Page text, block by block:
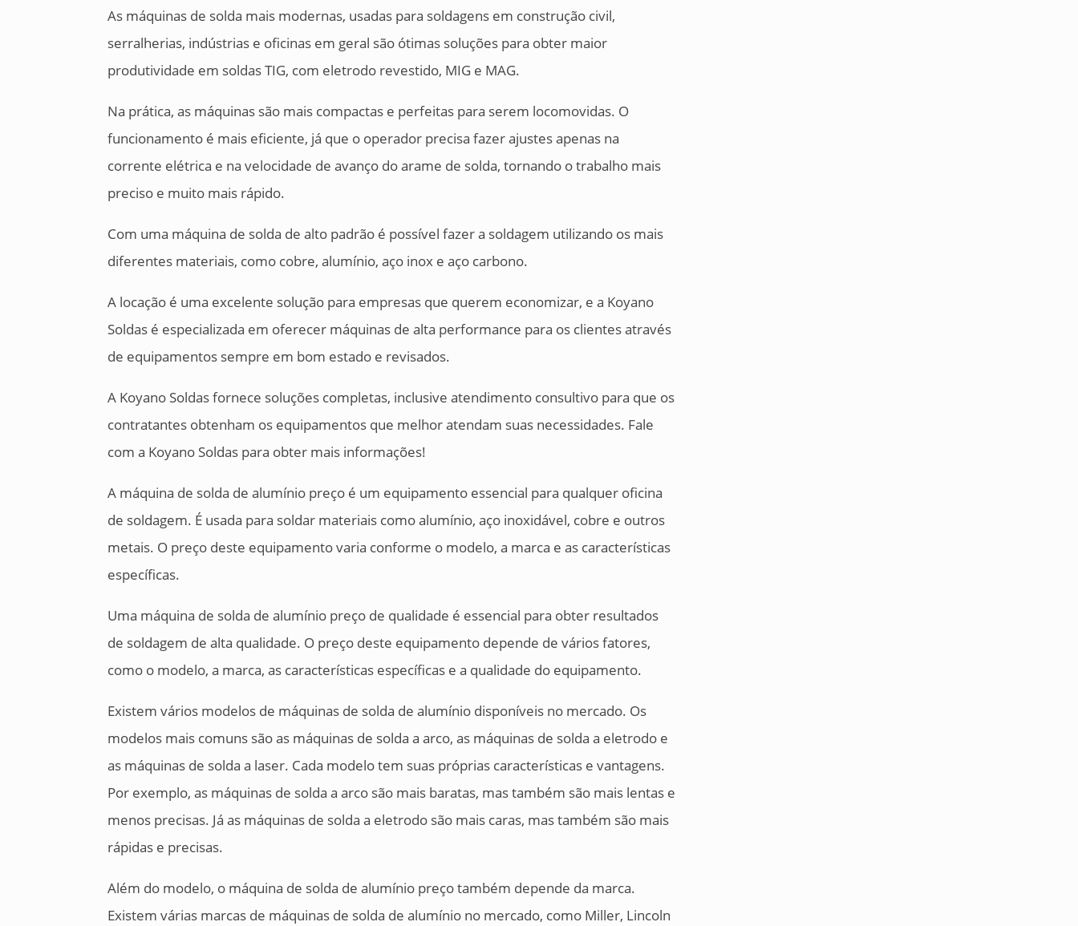
As máquinas de solda mais modernas, usadas para soldagens em construção civil,
serralherias, indústrias e oficinas em geral são ótimas soluções para obter maior
produtividade em soldas TIG, com eletrodo revestido, MIG e MAG.
Na prática, as máquinas são mais compactas e perfeitas para serem locomovidas. O
funcionamento é mais eficiente, já que o operador precisa fazer ajustes apenas na
corrente elétrica e na velocidade de avanço do arame de solda, tornando o trabalho mais
preciso e muito mais rápido.
Com uma máquina de solda de alto padrão é possível fazer a soldagem utilizando os mais
diferentes materiais, como cobre, alumínio, aço inox e aço carbono.
A locação é uma excelente solução para empresas que querem economizar, e a Koyano
Soldas é especializada em oferecer máquinas de alta performance para os clientes através
de equipamentos sempre em bom estado e revisados.
A Koyano Soldas fornece soluções completas, inclusive atendimento consultivo para que os
contratantes obtenham os equipamentos que melhor atendam suas necessidades. Fale
com a Koyano Soldas para obter mais informações!
A máquina de solda de alumínio preço é um equipamento essencial para qualquer oficina
de soldagem. É usada para soldar materiais como alumínio, aço inoxidável, cobre e outros
metais. O preço deste equipamento varia conforme o modelo, a marca e as características
específicas.
Uma máquina de solda de alumínio preço de qualidade é essencial para obter resultados
de soldagem de alta qualidade. O preço deste equipamento depende de vários fatores,
como o modelo, a marca, as características específicas e a qualidade do equipamento.
Existem vários modelos de máquinas de solda de alumínio disponíveis no mercado. Os
modelos mais comuns são as máquinas de solda a arco, as máquinas de solda a eletrodo e
as máquinas de solda a laser. Cada modelo tem suas próprias características e vantagens.
Por exemplo, as máquinas de solda a arco são mais baratas, mas também são mais lentas e
menos precisas. Já as máquinas de solda a eletrodo são mais caras, mas também são mais
rápidas e precisas.
Além do modelo, o máquina de solda de alumínio preço também depende da marca.
Existem várias marcas de máquinas de solda de alumínio no mercado, como Miller, Lincoln